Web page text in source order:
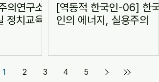
의연구소
치교육』
[역동적 한국인-06] 한국
인의 에너지, 실용주의
1 2 3 4 5